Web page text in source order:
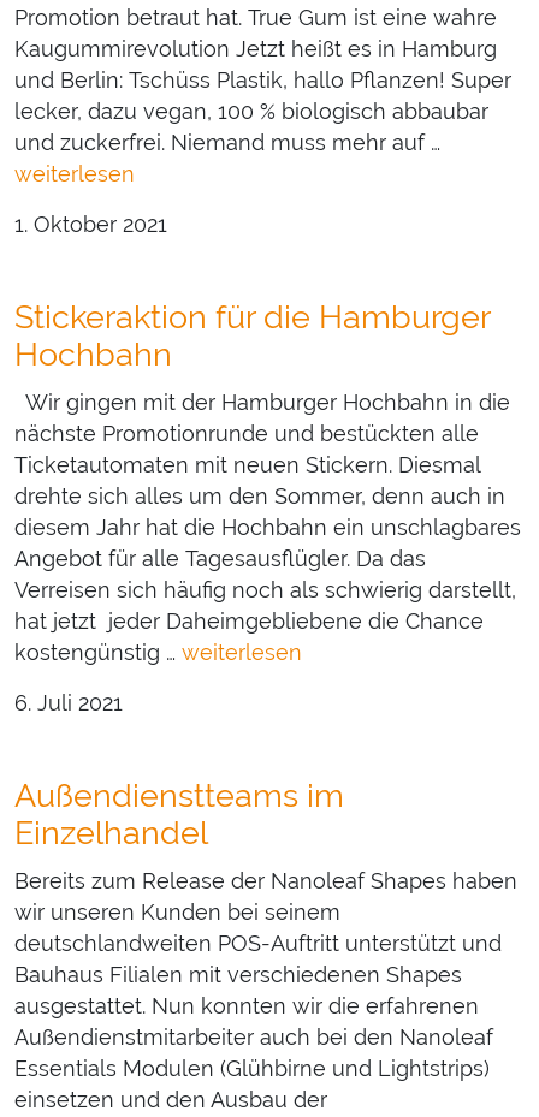
Promotion betraut hat. True Gum ist eine wahre
Kaugummirevolution Jetzt heißt es in Hamburg
und Berlin: Tschüss Plastik, hallo Pflanzen! Super
lecker, dazu vegan, 100 % biologisch abbaubar
und zuckerfrei. Niemand muss mehr auf …
weiterlesen
1. Oktober 2021
Stickeraktion für die Hamburger
Hochbahn
Wir gingen mit der Hamburger Hochbahn in die
nächste Promotionrunde und bestückten alle
Ticketautomaten mit neuen Stickern. Diesmal
drehte sich alles um den Sommer, denn auch in
diesem Jahr hat die Hochbahn ein unschlagbares
Angebot für alle Tagesausflügler. Da das
Verreisen sich häufig noch als schwierig darstellt,
hat jetzt jeder Daheimgebliebene die Chance
kostengünstig … weiterlesen
6. Juli 2021
Außendienstteams im
Einzelhandel
Bereits zum Release der Nanoleaf Shapes haben
wir unseren Kunden bei seinem
deutschlandweiten POS-Auftritt unterstützt und
Bauhaus Filialen mit verschiedenen Shapes
ausgestattet. Nun konnten wir die erfahrenen
Außendienstmitarbeiter auch bei den Nanoleaf
Essentials Modulen (Glühbirne und Lightstrips)
einsetzen und den Ausbau der